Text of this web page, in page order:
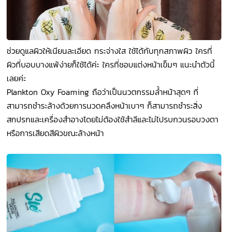
ช่วยดูแลผิวให้เนียนละเอียด กระจ่างใส ใช้ได้กับทุกสภาพผิว ใครที่
ผิวที่บอบบางแพ้ง่ายก็ใช้ได้ค่ะ ใครที่ชอบแต่งหน้าเข็มๆ แนะนำตัวนี้
เลยค่ะ
Plankton Oxy Foaming ถือว่าเป็นนวตกรรมล้ำหน้าสุดๆ ที่
สามารถชำระล้างด้วยการนวดคลึงหน้าเบาๆ ก็สามารถชำระสิ่ง
สกปรกและเครื่องสำอางโดยไม่ต้องใช้สำลีและไม่ไปรบกวนรอบวงตา
หรือการเสียดสีผิวขณะล้างหน้า